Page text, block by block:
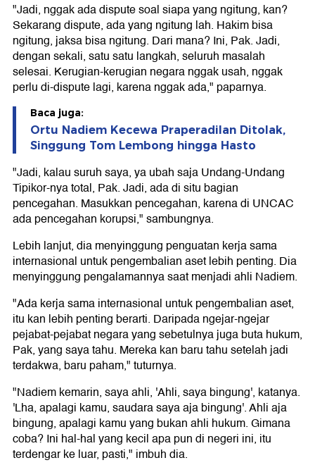
"Jadi, nggak ada dispute soal siapa yang ngitung, kan?
Sekarang dispute, ada yang ngitung lah. Hakim bisa
ngitung, jaksa bisa ngitung. Dari mana? Ini, Pak. Jadi,
dengan sekali, satu satu langkah, seluruh masalah
selesai. Kerugian-kerugian negara nggak usah, nggak
perlu di-dispute lagi, karena nggak ada," paparnya.
Baca juga:
Ortu Nadiem Kecewa Praperadilan Ditolak,
Singgung Tom Lembong hingga Hasto
"Jadi, kalau suruh saya, ya ubah saja Undang-Undang
Tipikor-nya total, Pak. Jadi, ada di situ bagian
pencegahan. Masukkan pencegahan, karena di UNCAC
ada pencegahan korupsi," sambungnya.
Lebih lanjut, dia menyinggung penguatan kerja sama
internasional untuk pengembalian aset lebih penting. Dia
menyinggung pengalamannya saat menjadi ahli Nadiem.
"Ada kerja sama internasional untuk pengembalian aset,
itu kan lebih penting berarti. Daripada ngejar-ngejar
pejabat-pejabat negara yang sebetulnya juga buta hukum,
Pak, yang saya tahu. Mereka kan baru tahu setelah jadi
terdakwa, baru paham," tuturnya.
"Nadiem kemarin, saya ahli, 'Ahli, saya bingung', katanya.
'Lha, apalagi kamu, saudara saya aja bingung'. Ahli aja
bingung, apalagi kamu yang bukan ahli hukum. Gimana
coba? Ini hal-hal yang kecil apa pun di negeri ini, itu
terdengar ke luar, pasti," imbuh dia.